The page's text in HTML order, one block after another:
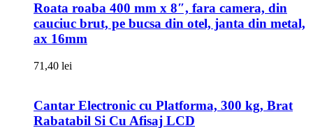
Roata roaba 400 mm x 8″, fara camera, din
cauciuc brut, pe bucsa din otel, janta din metal,
ax 16mm
71,40 lei
Cantar Electronic cu Platforma, 300 kg, Brat
Rabatabil Si Cu Afisaj LCD